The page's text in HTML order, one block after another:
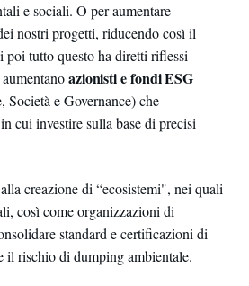
e sociali. O per aumentare
nostri progetti, riducendo così il
poi tutto questo ha diretti riflessi
azionisti e fondi ESG
e Governance) che
cui investire sulla base di precisi
creazione di “ecosistemi", nei quali
così come organizzazioni di
standard e certificazioni di
il rischio di dumping ambientale.